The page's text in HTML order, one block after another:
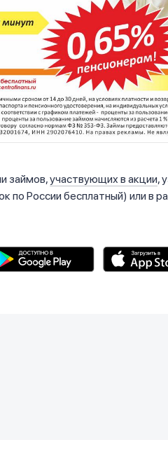
займов,участвующих в акции,
по России бесплатный) или в